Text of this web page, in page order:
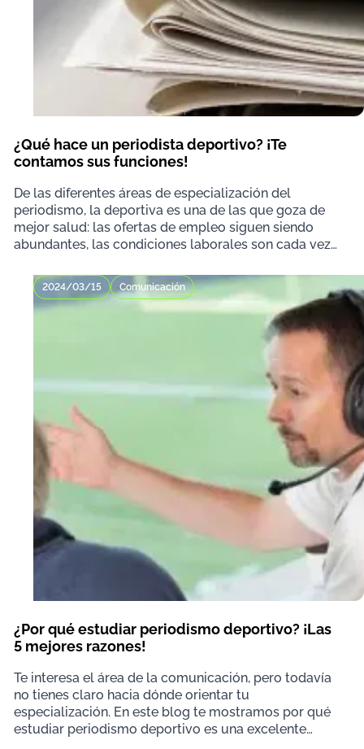
¿Qué hace un periodista deportivo? ¡Te
contamos sus funciones!
De las diferentes áreas de especialización del
periodismo, la deportiva es una de las que goza de
mejor salud: las ofertas de empleo siguen siendo
abundantes, las condiciones laborales son cada vez
2024/03/15 Comunicación
¿Por qué estudiar periodismo deportivo? ¡Las
5 mejores razones!
Te interesa el área de la comunicación, pero todavía
no tienes claro hacia dónde orientar tu
especialización. En este blog te mostramos por qué
estudiar periodismo deportivo es una excelente